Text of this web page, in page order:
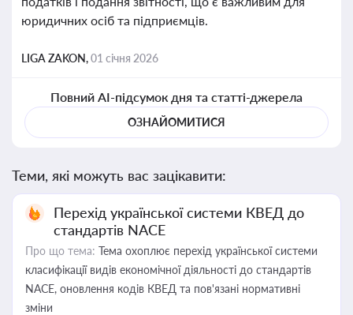
юридичних осіб та підприємців.
LIGA ZAKON,01 січня 2026
Повний AI-підсумок дня та статті-джерела
ОЗНАЙОМИТИСЯ
Теми, які можуть вас зацікавити:
Перехід української системи КВЕД до
стандартів NACE
Про що тема: Тема охоплює перехід української системи
класифікації видів економічної діяльності до стандартів
NACE, оновлення кодів КВЕД та пов'язані нормативні
зміни